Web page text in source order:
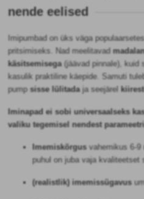
nende eelised
Imipumbad on üks väga
pritsimiseks. Nad meelitavad
käsitsemisega(jäävad pinnale), kuid
kasulik praktiline käepide. Samuti
pumpsisse lülitadaja seejärel
Iminapad ei sobi universaalseks
valiku tegemisel nendest
Imemiskõrgus vahemikus 6-9
puhul on juba vaja kvaliteetset
(realistlik) imemissügavus